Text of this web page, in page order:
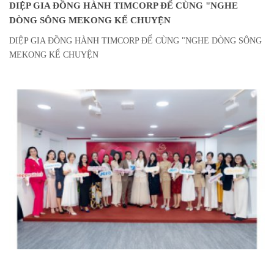
DIỆP GIA ĐỒNG HÀNH TIMCORP ĐỂ CÙNG "NGHE
DÒNG SÔNG MEKONG KỂ CHUYỆN
DIỆP GIA ĐỒNG HÀNH TIMCORP ĐỂ CÙNG "NGHE DÒNG SÔNG
MEKONG KỂ CHUYỆN